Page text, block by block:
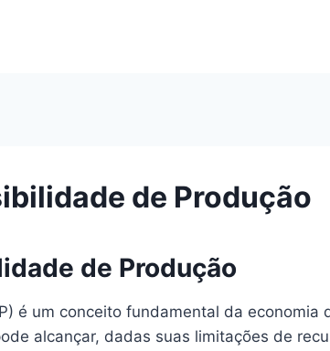
de Produção
de Produção
é um conceito fundamental da
alcançar, dadas suas limitações de